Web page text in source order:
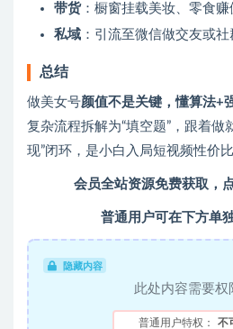
带货：橱窗挂载美妆、零食赚
私域 ：引流至微信做交友或社
总结
做美女号颜值不是关键，懂算法+
复杂流程拆解为“填空题”，跟着做
现”闭环，是小白入局短视频性价
会员全站资源免费获取，
普通用户可在下方单
隐藏内容
此处内容需要权
普通用户特权： 不